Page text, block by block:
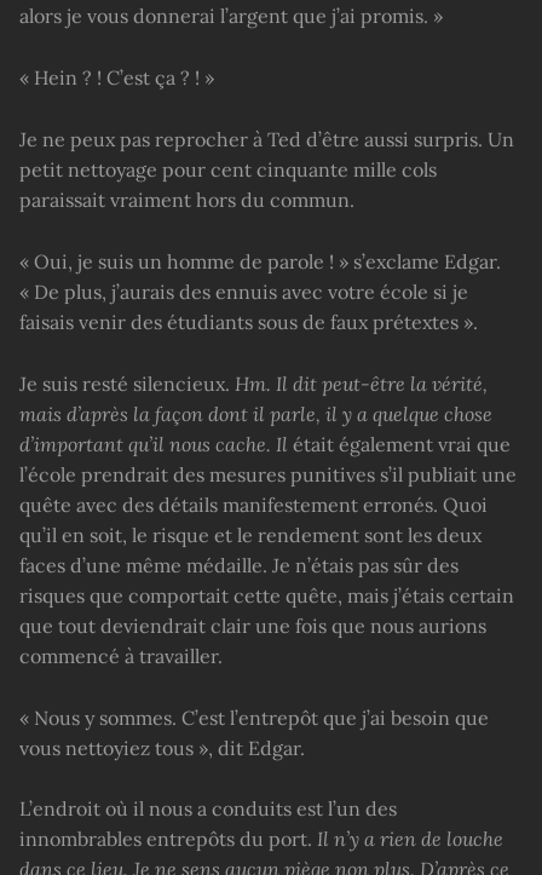
alors je vous donnerai l’argent que j’ai promis. »
« Hein ? ! C’est ça ? ! »
Je ne peux pas reprocher à Ted d’être aussi surpris. Un
petit nettoyage pour cent cinquante mille cols
paraissait vraiment hors du commun.
« Oui, je suis un homme de parole ! » s’exclame Edgar.
« De plus, j’aurais des ennuis avec votre école si je
faisais venir des étudiants sous de faux prétextes ».
Je suis resté silencieux. Hm. Il dit peut-être la vérité,
mais d’après la façon dont il parle, il y a quelque chose
d’important qu’il nous cache. Il était également vrai que
l’école prendrait des mesures punitives s’il publiait une
quête avec des détails manifestement erronés. Quoi
qu’il en soit, le risque et le rendement sont les deux
faces d’une même médaille. Je n’étais pas sûr des
risques que comportait cette quête, mais j’étais certain
que tout deviendrait clair une fois que nous aurions
commencé à travailler.
« Nous y sommes. C’est l’entrepôt que j’ai besoin que
vous nettoyiez tous », dit Edgar.
L’endroit où il nous a conduits est l’un des
innombrables entrepôts du port. Il n’y a rien de louche
dans ce lieu. Je ne sens aucun piège non plus. D’après ce